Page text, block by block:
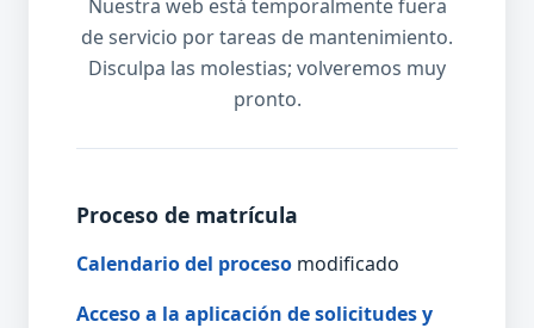
Nuestra web está temporalmente fuera
de servicio por tareas de mantenimiento.
Disculpa las molestias; volveremos muy
pronto.
Proceso de matrícula
Calendario del proceso modificado
Acceso a la aplicación de solicitudes y